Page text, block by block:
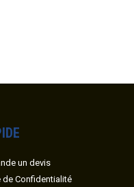
un devis
de Confidentialité